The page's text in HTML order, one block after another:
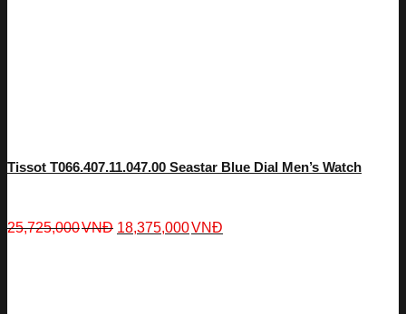
Tissot T066.407.11.047.00 Seastar Blue Dial Men’s Watch
25,725,000VNĐ 18,375,000VNĐ